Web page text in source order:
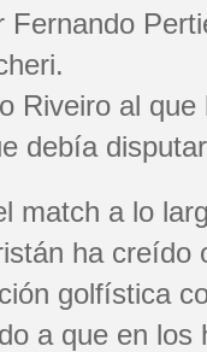
Fernando
Riveiro al
debía
match a lo
ha creído
golfística
a que en los